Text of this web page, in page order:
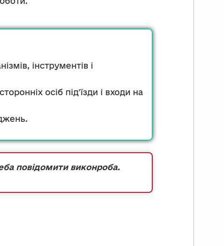
інструментів і
осіб підʼїзди і входи на
повідомити виконроба.